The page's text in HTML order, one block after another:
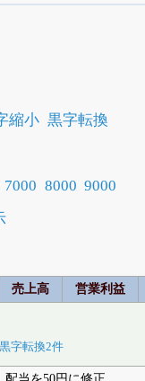
行利用も付きます
縮小 黒字転換
7000 8000 9000
売上高 営業利益
黒字転換2件
配当を50円に修正